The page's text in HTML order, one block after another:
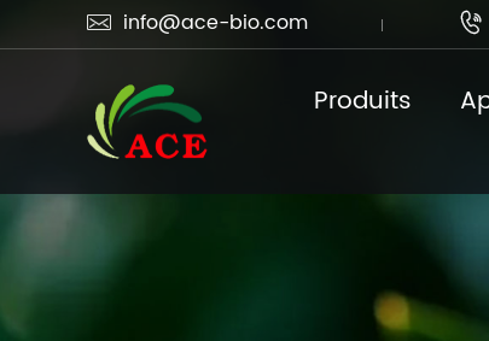
 info@ace-bio.com 
Produits